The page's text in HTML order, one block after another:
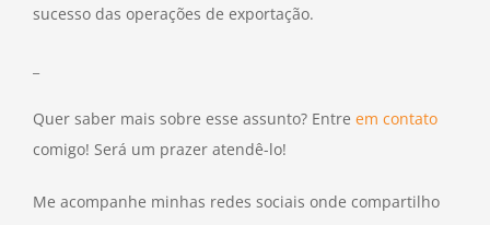
sucesso das operações de exportação.
Quer saber mais sobre esse assunto? Entre em contato
comigo! Será um prazer atendê-lo!
Me acompanhe minhas redes sociais onde compartilho